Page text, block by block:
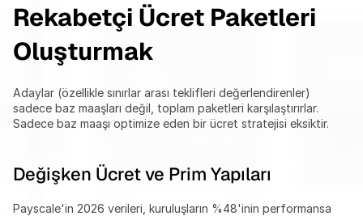
Rekabetçi Ücret Paketleri
Oluşturmak
Adaylar (özellikle sınırlar arası teklifleri değerlendirenler)
sadece baz maaşları değil, toplam paketleri karşılaştırırlar.
Sadece baz maaşı optimize eden bir ücret stratejisi eksiktir.
Değişken Ücret ve Prim Yapıları
Payscale'in 2026 verileri, kuruluşların %48'inin performansa